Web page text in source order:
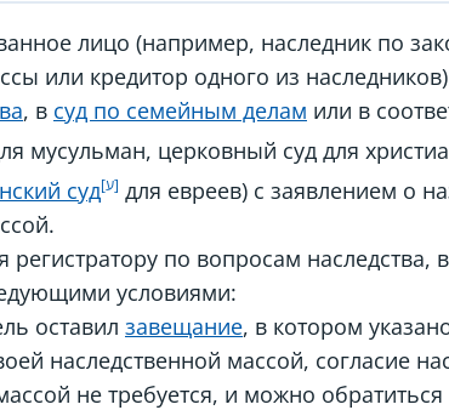
лицо (например, наследник по
или кредитор одного из
, в суд по семейным делам или в
мусульман, церковный суд для
суд
для евреев) с заявлением о
регистратору по вопросам наследства,
условиями:
оставил завещание, в котором
наследственной массой, согласие
не требуется, и можно